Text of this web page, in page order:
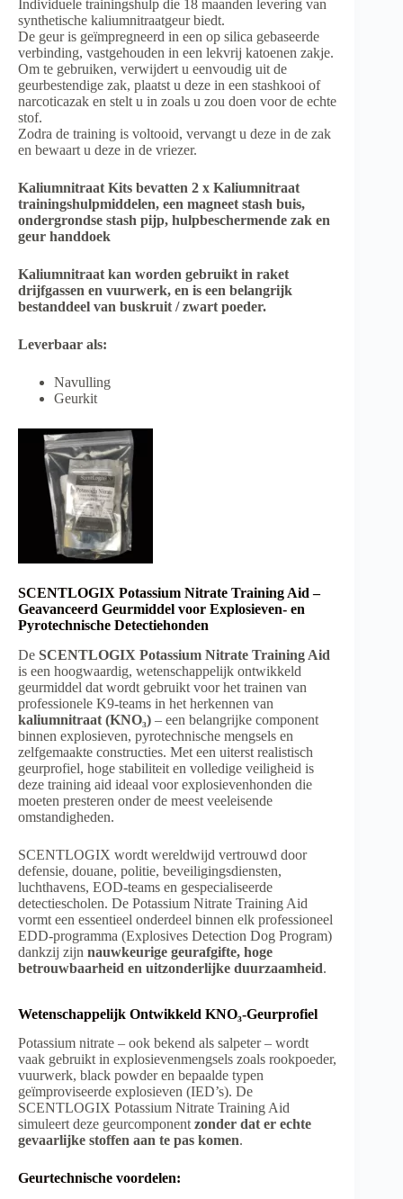
Individuele trainingshulp die 18 maanden levering van
synthetische kaliumnitraatgeur biedt.
De geur is geïmpregneerd in een op silica gebaseerde
verbinding, vastgehouden in een lekvrij katoenen zakje.
Om te gebruiken, verwijdert u eenvoudig uit de
geurbestendige zak, plaatst u deze in een stashkooi of
narcoticazak en stelt u in zoals u zou doen voor de echte
stof.
Zodra de training is voltooid, vervangt u deze in de zak
en bewaart u deze in de vriezer.
Kaliumnitraat Kits bevatten 2 x Kaliumnitraat
trainingshulpmiddelen, een magneet stash buis,
ondergrondse stash pijp, hulpbeschermende zak en
geur handdoek
Kaliumnitraat kan worden gebruikt in raket
drijfgassen en vuurwerk, en is een belangrijk
bestanddeel van buskruit / zwart poeder.
Leverbaar als:
Navulling
Geurkit
SCENTLOGIX Potassium Nitrate Training Aid –
Geavanceerd Geurmiddel voor Explosieven- en
Pyrotechnische Detectiehonden
De SCENTLOGIX Potassium Nitrate Training Aid
is een hoogwaardig, wetenschappelijk ontwikkeld
geurmiddel dat wordt gebruikt voor het trainen van
professionele K9-teams in het herkennen van
kaliumnitraat (KNO₃) – een belangrijke component
binnen explosieven, pyrotechnische mengsels en
zelfgemaakte constructies. Met een uiterst realistisch
geurprofiel, hoge stabiliteit en volledige veiligheid is
deze training aid ideaal voor explosievenhonden die
moeten presteren onder de meest veeleisende
omstandigheden.
SCENTLOGIX wordt wereldwijd vertrouwd door
defensie, douane, politie, beveiligingsdiensten,
luchthavens, EOD-teams en gespecialiseerde
detectiescholen. De Potassium Nitrate Training Aid
vormt een essentieel onderdeel binnen elk professioneel
EDD-programma (Explosives Detection Dog Program)
dankzij zijn nauwkeurige geurafgifte, hoge
betrouwbaarheid en uitzonderlijke duurzaamheid.
Wetenschappelijk Ontwikkeld KNO₃-Geurprofiel
Potassium nitrate – ook bekend als salpeter – wordt
vaak gebruikt in explosievenmengsels zoals rookpoeder,
vuurwerk, black powder en bepaalde typen
geïmproviseerde explosieven (IED’s). De
SCENTLOGIX Potassium Nitrate Training Aid
simuleert deze geurcomponent zonder dat er echte
gevaarlijke stoffen aan te pas komen.
Geurtechnische voordelen: